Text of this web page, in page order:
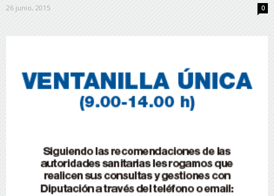
26 junio, 2015 0